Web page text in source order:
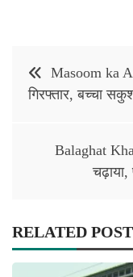
navigation
Masoom ka
गिरफ्तार, बच्चा
Balaghat
RELATED